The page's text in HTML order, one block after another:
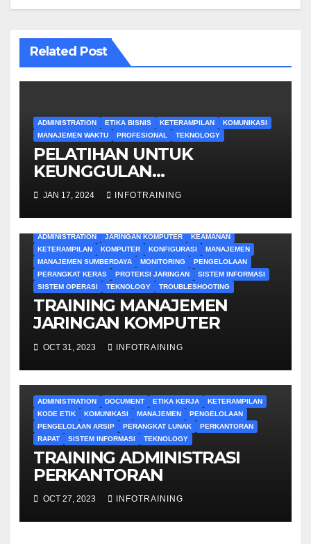
Related Post
ADMINISTRATION ETIKA BISNIS KETERAMPILAN
KOMUNIKASI
MANAJEMEN WAKTU
PROFESIONAL TEKNOLOGY
PELATIHAN UNTUK
KEUNGGULAN
ADMINISTRATIF
JAN 17, 2024 INFOTRAINING
ADMINISTRATION JARINGAN KOMPUTER
KEAMANAN
KETERAMPILAN
KOMPUTER KONFIGURASI
MANAJEMEN
MANAJEMEN SUMBERDAYA
MONITORING
PENGELOLAAN
PERANGKAT KERAS
PROTEKSI JARINGAN
SISTEM INFORMASI
SISTEM OPERASI
TEKNOLOGY TROUBLESHOOTING
TRAINING MANAJEMEN
JARINGAN KOMPUTER
OCT 31, 2023 INFOTRAINING
ADMINISTRATION DOCUMENT ETIKA KERJA
KETERAMPILAN
KODE ETIK
KOMUNIKASI MANAJEMEN
PENGELOLAAN
PENGELOLAAN ARSIP
PERANGKAT LUNAK
PERKANTORAN
RAPAT
SISTEM INFORMASI TEKNOLOGY
TRAINING ADMINISTRASI
PERKANTORAN
OCT 27, 2023 INFOTRAINING